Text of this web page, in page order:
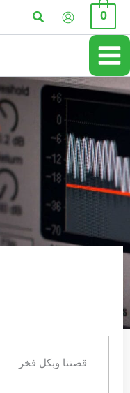
تخطي
المحتوى
0 البحث
قصتنا وبكل فخر